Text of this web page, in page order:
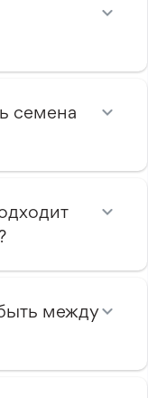
семена
между